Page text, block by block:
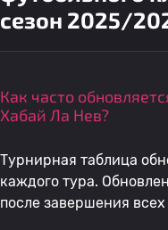
сезон 2025/
Как часто
Хабай Ла Нев?
Турнирная таблица
каждого тура.
после завершения